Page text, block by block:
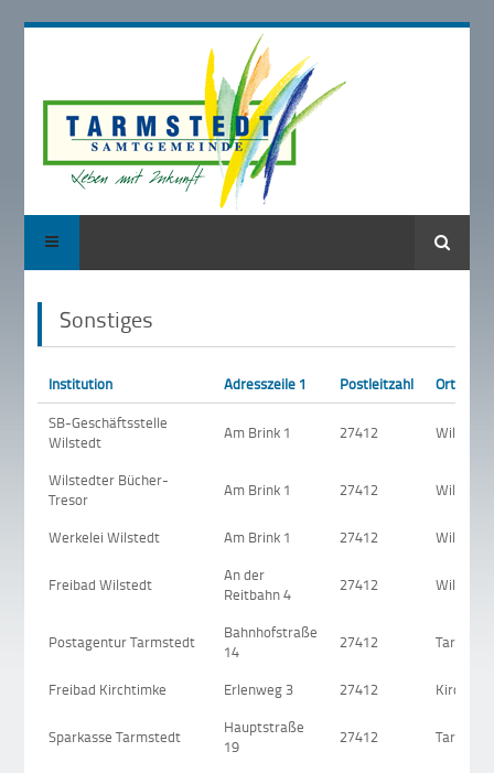
Suche
Sonstiges
Institution Adresszeile 1 Postleitzahl
Ort
SB-Geschäftsstelle
Wilstedt
Am Brink 1 27412 Wilstedt
Wilstedter Bücher-
Tresor
Am Brink 1 27412 Wilstedt
Werkelei Wilstedt Am Brink 1 27412 Wilstedt
Freibad Wilstedt
An der
Reitbahn 4
27412 Wilstedt
Postagentur Tarmstedt
Bahnhofstraße
14
27412
Freibad Kirchtimke Erlenweg 3 27412
Sparkasse Tarmstedt
Hauptstraße
19
27412